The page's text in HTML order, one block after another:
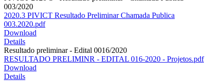
003/2020
2020.3 PIVICT Resultado Preliminar Chamada Publica
003.2020.pdf
Download
Details
Resultado preliminar - Edital 0016/2020
RESULTADO PRELIMINR - EDITAL 016-2020 - Projetos.pdf
Download
Details